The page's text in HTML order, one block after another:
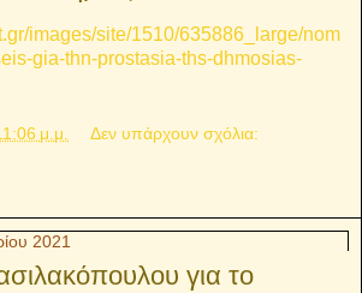
images/site/1510/635886_large/nom
gia-thn-prostasia-ths-dhmosias-
μ.μ. Δεν υπάρχουν σχόλια:
2021
για το